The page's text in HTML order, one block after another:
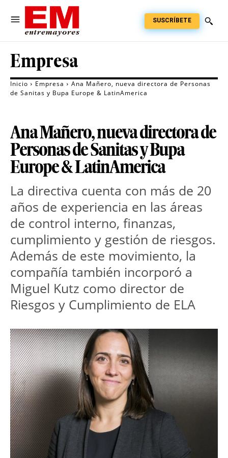
SUSCRÍBETE
Empresa
Inicio Empresa
Ana Mañero, nueva directora de Personas
de Sanitas y Bupa Europe & LatinAmerica
Ana Mañero, nueva directora de
Personas de Sanitas y Bupa
Europe & LatinAmerica
La directiva cuenta con más de 20
años de experiencia en las áreas
de control interno, finanzas,
cumplimiento y gestión de riesgos.
Además de este movimiento, la
compañía también incorporó a
Miguel Kutz como director de
Riesgos y Cumplimiento de ELA